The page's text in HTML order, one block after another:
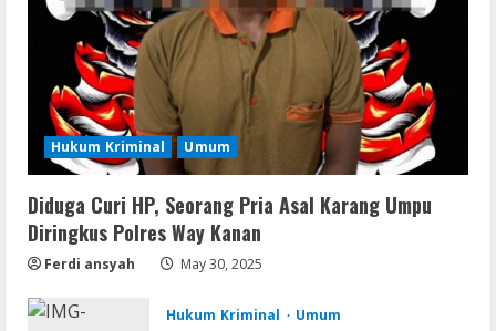
3 August 6, 2026
4
Lan
Assassin’s Creed Shadows Digital
Deluxe Edition Cracked Rune Release
for Desktop
August 6, 2026
Umum
Profil AKBP Ramadhona, Eks Perwira
Brimob Papua Kini Jabat Kapolres Way
Kanan
August 5, 2026
Hukum Kriminal Umum
Diduga Curi HP, Seorang Pria Asal Karang Umpu
Diringkus Polres Way Kanan
Ferdi ansyah May 30, 2025
Hukum Kriminal Umum